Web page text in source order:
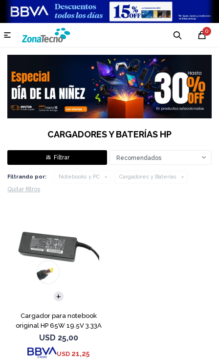
0

CARGADORES Y BATERÍAS HP
Recomendados
Filtrando por: Notebooks y PC Cargadores y Baterías
Quitar filtros
Cargador para notebook
original HP 65W 19.5V 3.33A
USD 25,00
USD 21,25